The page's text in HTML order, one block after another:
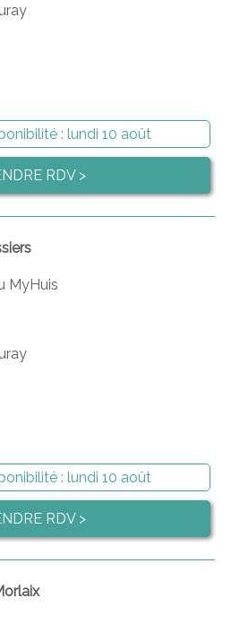
: lundi 10 août
RDV >
MyHuis
: lundi 10 août
RDV >